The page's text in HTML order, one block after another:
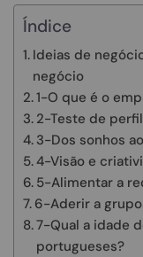
Índice
Ideias de
negócio
1-O que é o
2-Teste de
3-Dos sonhos
4-Visão e
5-Alimentar a
6-Aderir a
7-Qual a idade
portugueses?